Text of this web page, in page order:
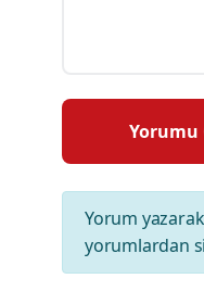
Yorum
yorumlardan